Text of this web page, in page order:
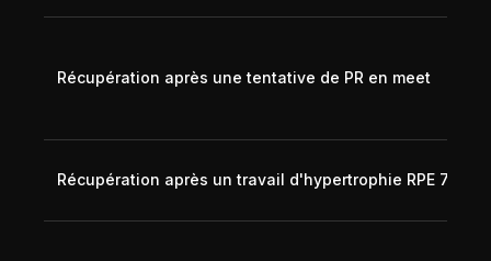
Récupération après une tentative de PR en meet
Récupération après un travail d'hypertrophie RPE 7-8